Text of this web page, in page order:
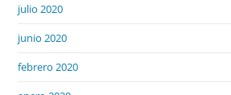
julio 2020
junio 2020
febrero 2020